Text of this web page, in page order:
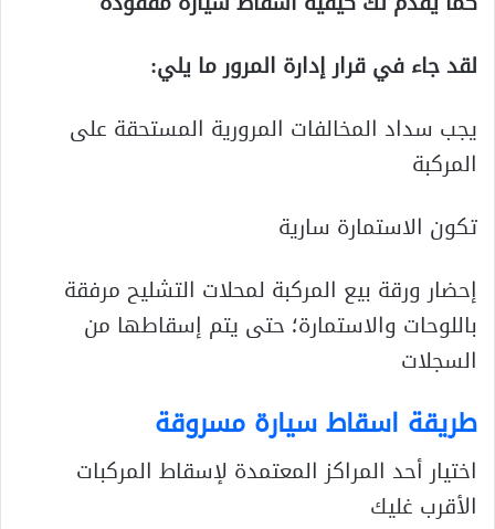
لقد جاء في قرار إدارة المرور ما يلي:
يجب سداد المخالفات المرورية المستحقة على
المركبة
تكون الاستمارة سارية
إحضار ورقة بيع المركبة لمحلات التشليح مرفقة
باللوحات والاستمارة؛ حتى يتم إسقاطها من
السجلات
طريقة اسقاط سيارة مسروقة
اختيار أحد المراكز المعتمدة لإسقاط المركبات
الأقرب غليك